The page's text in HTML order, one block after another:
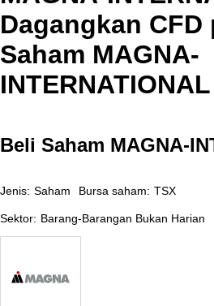
Dagangkan CFD
Saham MAGNA-
INTERNATIONAL
Beli Saham MAGNA-
Jenis: Saham Bursa saham: TSX
Sektor: Barang-Barangan Bukan Harian